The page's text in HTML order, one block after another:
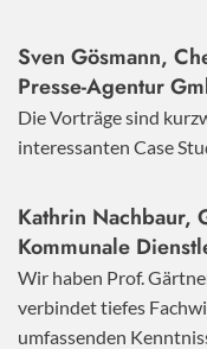
Sven Gösmann,
Presse-Agentur
Die Vorträge sind
interessanten Case
Kathrin Nachbaur,
Kommunale
Wir haben Prof.
verbindet tiefes
umfassenden